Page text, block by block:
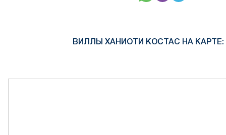
ВИЛЛЫ ХАНИОТИ КОСТАС НА КАРТЕ: